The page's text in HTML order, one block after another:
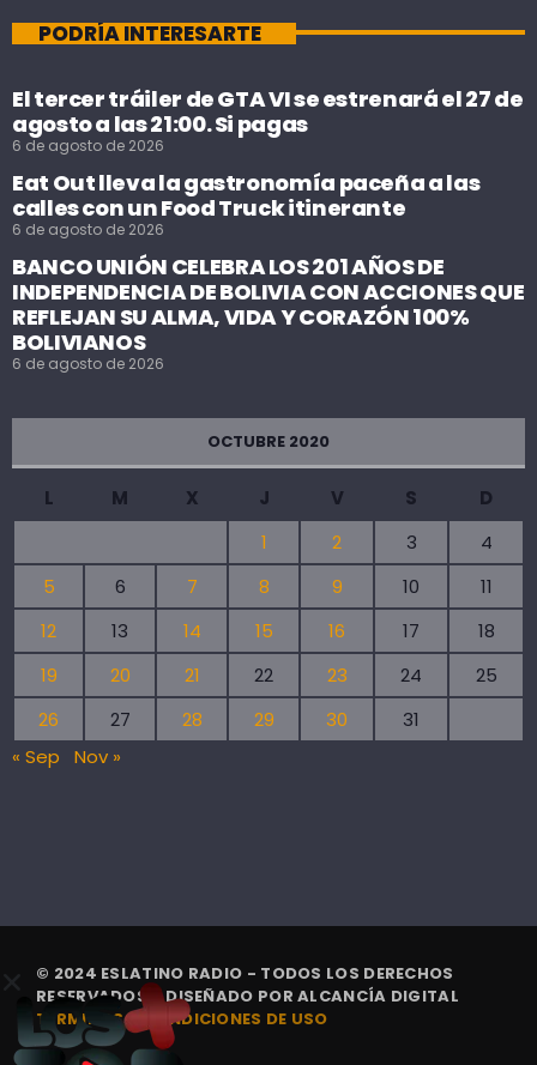
PODRÍA INTERESARTE
El tercer tráiler de GTA VI se estrenará el 27 de
agosto a las 21:00. Si pagas
6 de agosto de 2026
Eat Out lleva la gastronomía paceña a las
calles con un Food Truck itinerante
6 de agosto de 2026
BANCO UNIÓN CELEBRA LOS 201 AÑOS DE
INDEPENDENCIA DE BOLIVIA CON ACCIONES QUE
REFLEJAN SU ALMA, VIDA Y CORAZÓN 100%
BOLIVIANOS
6 de agosto de 2026
OCTUBRE 2020
L M X J V S
D
1
2 3
4
5
6 7 8 9 10
11
12
13 14 15 16 17
18
19
20 21 22 23 24
25
26
27 28 29 30
31
« Sep
Nov »
© 2024 ESLATINO RADIO - TODOS LOS DERECHOS
RESERVADOS. | DISEÑADO PORALCANCÍA DIGITAL
TÉRMINOS Y CONDICIONES DE USO